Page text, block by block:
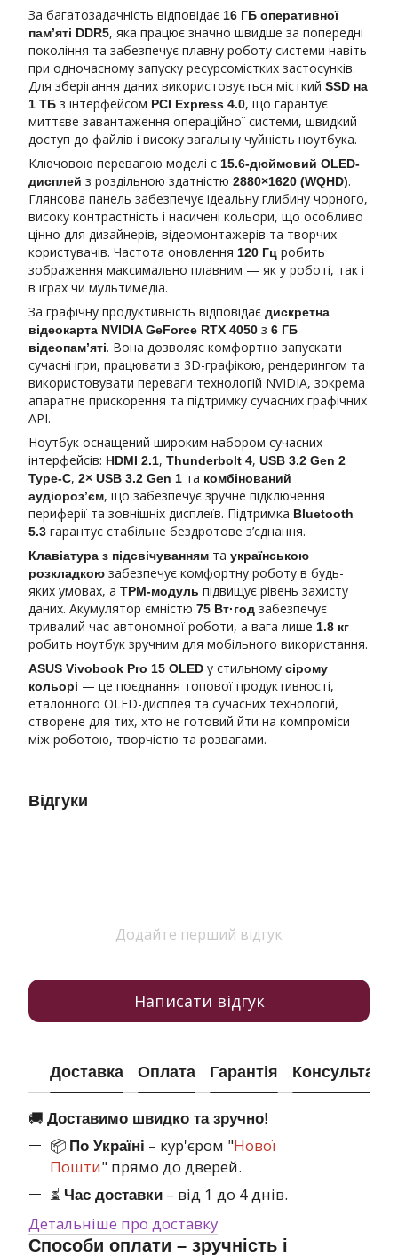
За багатозадачність відповідає 16 ГБ оперативної
пам’яті DDR5, яка працює значно швидше за попередні
покоління та забезпечує плавну роботу системи навіть
при одночасному запуску ресурсомістких застосунків.
Для зберігання даних використовується місткий SSD на
1 ТБ з інтерфейсом PCI Express 4.0, що гарантує
миттєве завантаження операційної системи, швидкий
доступ до файлів і високу загальну чуйність ноутбука.
Ключовою перевагою моделі є 15.6-дюймовий OLED-
дисплей з роздільною здатністю 2880×1620 (WQHD).
Глянсова панель забезпечує ідеальну глибину чорного,
високу контрастність і насичені кольори, що особливо
цінно для дизайнерів, відеомонтажерів та творчих
користувачів. Частота оновлення 120 Гц робить
зображення максимально плавним — як у роботі, так і
в іграх чи мультимедіа.
За графічну продуктивність відповідає дискретна
відеокарта NVIDIA GeForce RTX 4050 з 6 ГБ
відеопам’яті. Вона дозволяє комфортно запускати
сучасні ігри, працювати з 3D-графікою, рендерингом та
використовувати переваги технологій NVIDIA, зокрема
апаратне прискорення та підтримку сучасних графічних
API.
Ноутбук оснащений широким набором сучасних
інтерфейсів: HDMI 2.1, Thunderbolt 4, USB 3.2 Gen 2
Type-C, 2× USB 3.2 Gen 1 та комбінований
аудіороз’єм, що забезпечує зручне підключення
периферії та зовнішніх дисплеїв. Підтримка Bluetooth
5.3 гарантує стабільне бездротове з’єднання.
Клавіатура з підсвічуванням та українською
розкладкою забезпечує комфортну роботу в будь-
яких умовах, а TPM-модуль підвищує рівень захисту
даних. Акумулятор ємністю 75 Вт·год забезпечує
тривалий час автономної роботи, а вага лише 1.8 кг
робить ноутбук зручним для мобільного використання.
ASUS Vivobook Pro 15 OLED у стильному сірому
кольорі — це поєднання топової продуктивності,
еталонного OLED-дисплея та сучасних технологій,
створене для тих, хто не готовий йти на компроміси
між роботою, творчістю та розвагами.
Відгуки
Додайте перший відгук
Написати відгук
Доставка Оплата Гарантія Консультація
🚚 Доставимо швидко та зручно!
📦 По Україні – кур'єром "Нової
Пошти" прямо до дверей.
⏳ Час доставки – від 1 до 4 днів.
Детальніше про доставку
Способи оплати – зручність і